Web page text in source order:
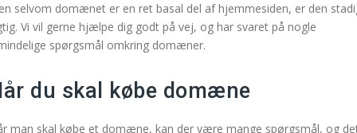
selvom domænet er en ret basal del af hjemmesiden, er den
Vi vil gerne hjælpe dig godt på vej, og har svaret på nogle
spørgsmål omkring domæner.
du skal købe domæne
man skal købe et domæne, kan der være mange spørgsmål, og